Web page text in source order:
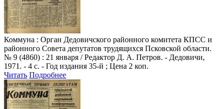
Коммуна : Орган Дедовичского районного комитета КПСС и
районного Совета депутатов трудящихся Псковской области.
№ 9 (4860) : 21 января / Редактор Д. А. Петров. - Дедовичи,
1971. - 4 с. - Год издания 35-й ; Цена 2 коп.
Читать Подробнее